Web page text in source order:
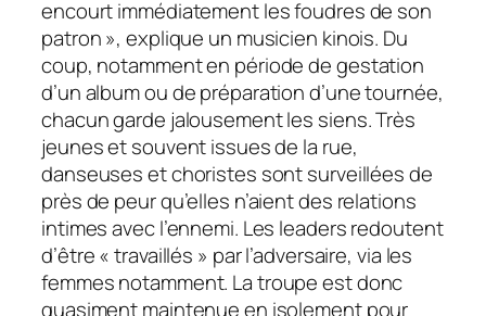
encourt immédiatement les foudres de son
patron », explique un musicien kinois. Du
coup, notamment en période de gestation
d’un album ou de préparation d’une tournée,
chacun garde jalousement les siens. Très
jeunes et souvent issues de la rue,
danseuses et choristes sont surveillées de
près de peur qu’elles n’aient des relations
intimes avec l’ennemi. Les leaders redoutent
d’être « travaillés » par l’adversaire, via les
femmes notamment. La troupe est donc
quasiment maintenue en isolement pour